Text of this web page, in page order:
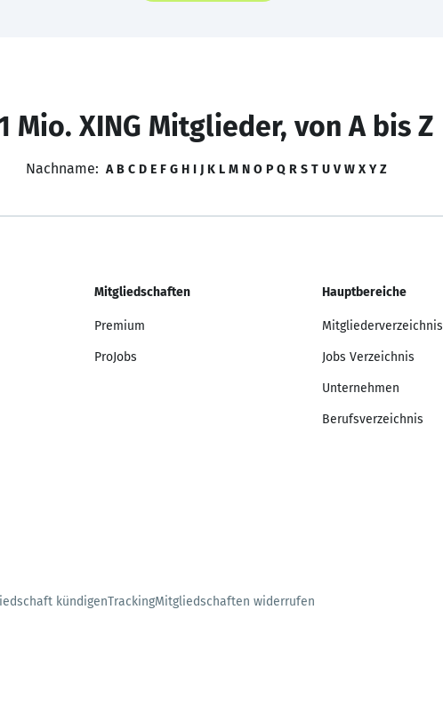
Mio. XING Mitglieder, von A bis Z
Nachname: A B C D E F G H I J K L M N O P Q R S T U V W X Y Z
Mitgliedschaften
Premium
ProJobs
Hauptbereiche
Mitgliederverzeichnis
Jobs Verzeichnis
Unternehmen
Berufsverzeichnis
kündigenTrackingMitgliedschaften widerrufen